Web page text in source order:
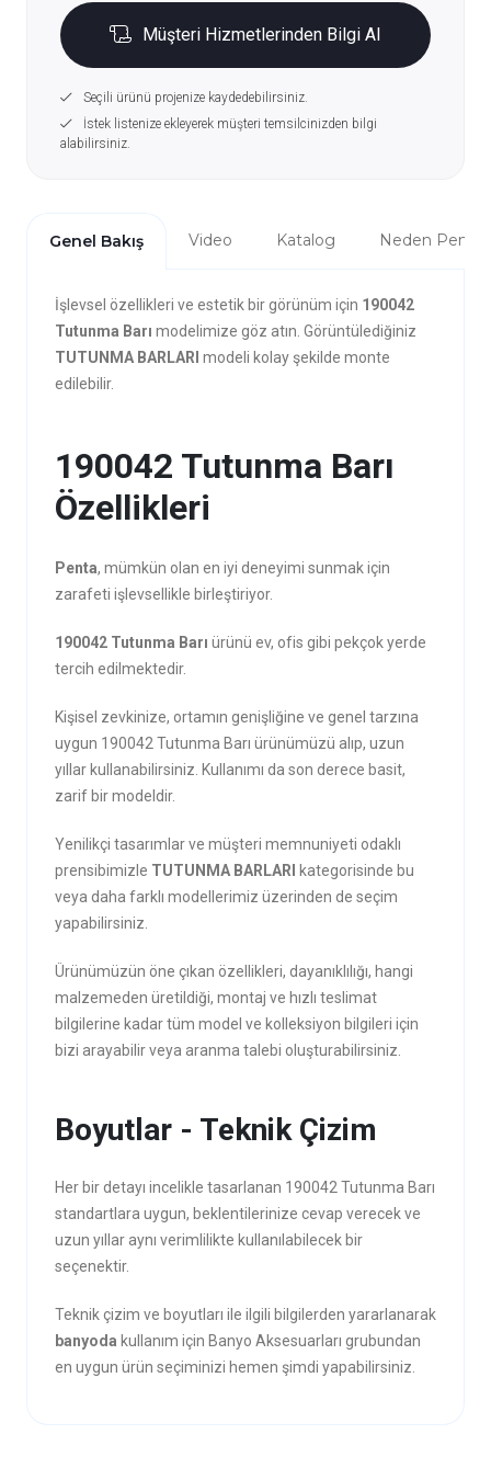
Müşteri Hizmetlerinden Bilgi Al
Seçili ürünü projenize kaydedebilirsiniz.
İstek listenize ekleyerek müşteri temsilcinizden bilgi
alabilirsiniz.
Genel Bakış Video Katalog Neden Penta?
İşlevsel özellikleri ve estetik bir görünüm için 190042
Tutunma Barı modelimize göz atın. Görüntülediğiniz
TUTUNMA BARLARI modeli kolay şekilde monte
edilebilir.
190042 Tutunma Barı
Özellikleri
Penta, mümkün olan en iyi deneyimi sunmak için
zarafeti işlevsellikle birleştiriyor.
190042 Tutunma Barı ürünü ev, ofis gibi pekçok yerde
tercih edilmektedir.
Kişisel zevkinize, ortamın genişliğine ve genel tarzına
uygun 190042 Tutunma Barı ürünümüzü alıp, uzun
yıllar kullanabilirsiniz. Kullanımı da son derece basit,
zarif bir modeldir.
Yenilikçi tasarımlar ve müşteri memnuniyeti odaklı
prensibimizle TUTUNMA BARLARI
kategorisinde bu
veya daha farklı modellerimiz üzerinden de seçim
yapabilirsiniz.
Ürünümüzün öne çıkan özellikleri, dayanıklılığı, hangi
malzemeden üretildiği, montaj ve hızlı teslimat
bilgilerine kadar tüm model ve kolleksiyon bilgileri için
bizi arayabilir veya aranma talebi oluşturabilirsiniz.
Boyutlar - Teknik Çizim
Her bir detayı incelikle tasarlanan 190042 Tutunma Barı
standartlara uygun, beklentilerinize cevap verecek ve
uzun yıllar aynı verimlilikte kullanılabilecek bir
seçenektir.
Teknik çizim ve boyutları ile ilgili bilgilerden yararlanarak
banyoda kullanım için Banyo Aksesuarları grubundan
en uygun ürün seçiminizi hemen şimdi yapabilirsiniz.